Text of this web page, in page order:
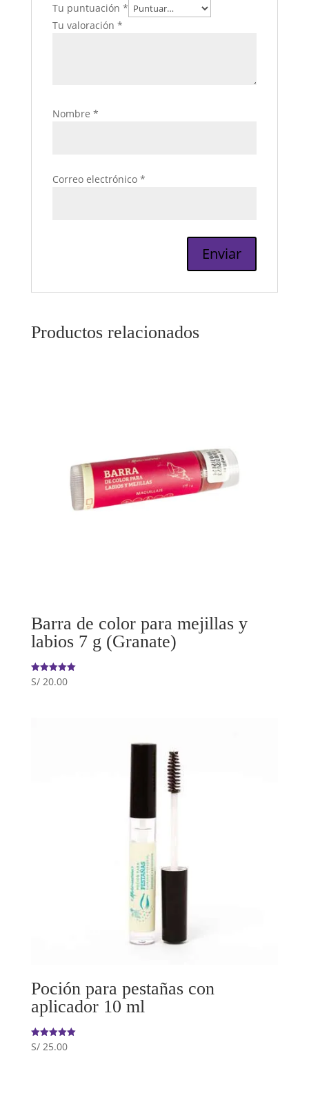
Tu puntuación *
Tu valoración *
Nombre *
Correo electrónico *
Productos relacionados
Barra de color para mejillas y
labios 7 g (Granate)
Valorado
con
S/20.00
Poción para pestañas con
aplicador 10 ml
Valorado
con
S/25.00